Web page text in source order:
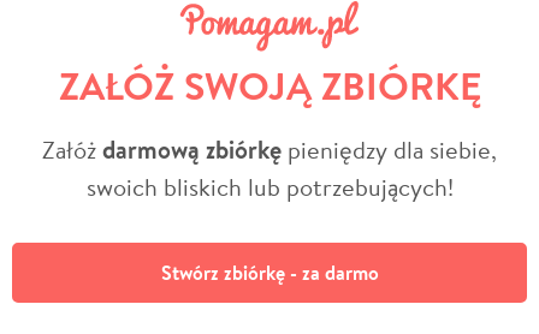
ZAŁÓŻ SWOJĄ ZBIÓRKĘ
Załóżdarmową zbiórkę pieniędzy dla siebie,
swoich bliskich lub potrzebujących!
Stwórz zbiórkę - za darmo